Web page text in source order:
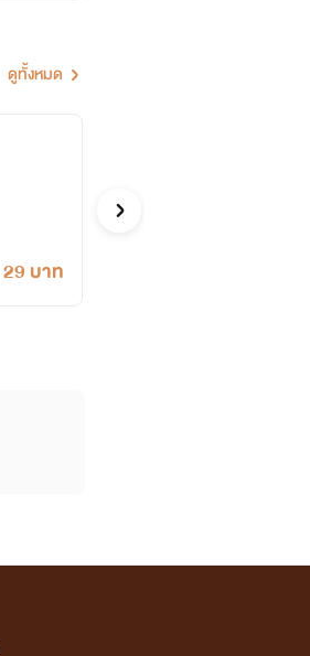
ดูทั้งหมด
29 บาท